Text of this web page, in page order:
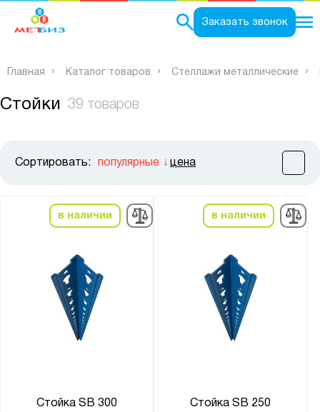
Заказать звонок
Главная Каталог товаров Стеллажи металлические
Стойки 39 товаров
Сортировать: популярные цена
в наличии
Стойка SB 300
в наличии
Стойка SB 250
Тип покрытия поверхности:
порошковое
Синий (RAL 5010)